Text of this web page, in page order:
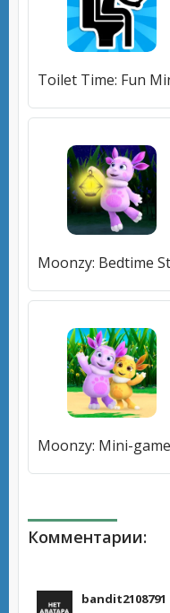
Комментарии:
bandit2108791